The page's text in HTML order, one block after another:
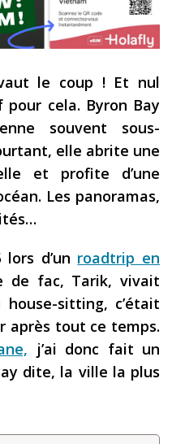
!
voyage
!
!
le coup ! Et nul
pour cela. Byron Bay
souvent sous-
elle abrite une
et profite d’une
Les panoramas,
d’un roadtrip en
de fac, Tarik, vivait
sitting, c’était
après tout ce temps.
j’ai donc fait un
dite, la ville la plus